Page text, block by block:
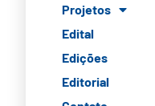
Projetos
Edital
Edições
Editorial